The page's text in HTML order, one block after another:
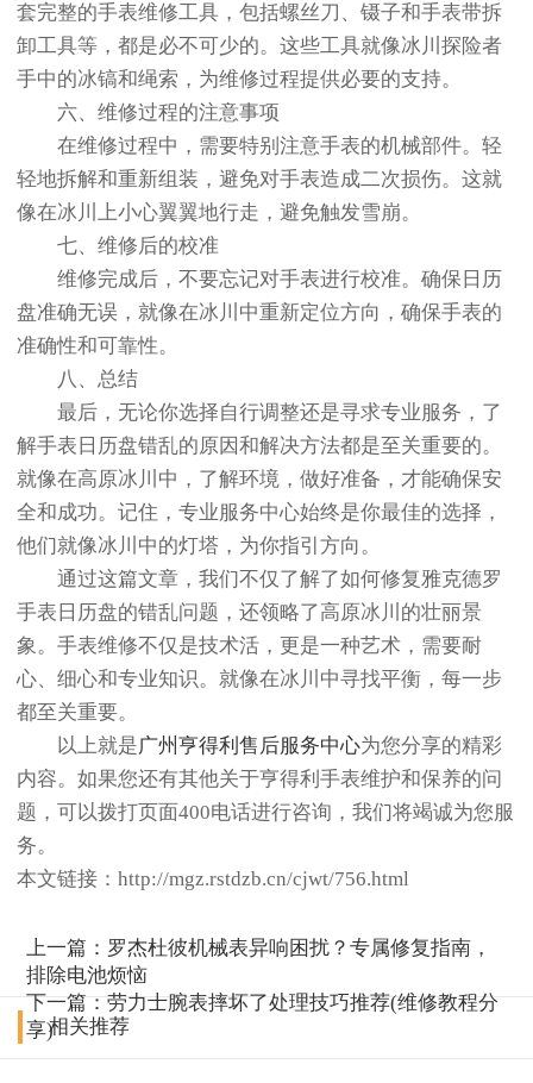
套完整的手表维修工具，包括螺丝刀、镊子和手表带拆
卸工具等，都是必不可少的。这些工具就像冰川探险者
手中的冰镐和绳索，为维修过程提供必要的支持。
六、维修过程的注意事项
在维修过程中，需要特别注意手表的机械部件。轻
轻地拆解和重新组装，避免对手表造成二次损伤。这就
像在冰川上小心翼翼地行走，避免触发雪崩。
七、维修后的校准
维修完成后，不要忘记对手表进行校准。确保日历
盘准确无误，就像在冰川中重新定位方向，确保手表的
准确性和可靠性。
八、总结
最后，无论你选择自行调整还是寻求专业服务，了
解手表日历盘错乱的原因和解决方法都是至关重要的。
就像在高原冰川中，了解环境，做好准备，才能确保安
全和成功。记住，专业服务中心始终是你最佳的选择，
他们就像冰川中的灯塔，为你指引方向。
通过这篇文章，我们不仅了解了如何修复雅克德罗
手表日历盘的错乱问题，还领略了高原冰川的壮丽景
象。手表维修不仅是技术活，更是一种艺术，需要耐
心、细心和专业知识。就像在冰川中寻找平衡，每一步
都至关重要。
以上就是广州亨得利售后服务中心为您分享的精彩
内容。如果您还有其他关于亨得利手表维护和保养的问
题，可以拨打页面400电话进行咨询，我们将竭诚为您服
务。
本文链接：http://mgz.rstdzb.cn/cjwt/756.html
上一篇： 罗杰杜彼机械表异响困扰？专属修复指南，
排除电池烦恼
下一篇：劳力士腕表摔坏了处理技巧推荐(维修教程分
享)相关推荐